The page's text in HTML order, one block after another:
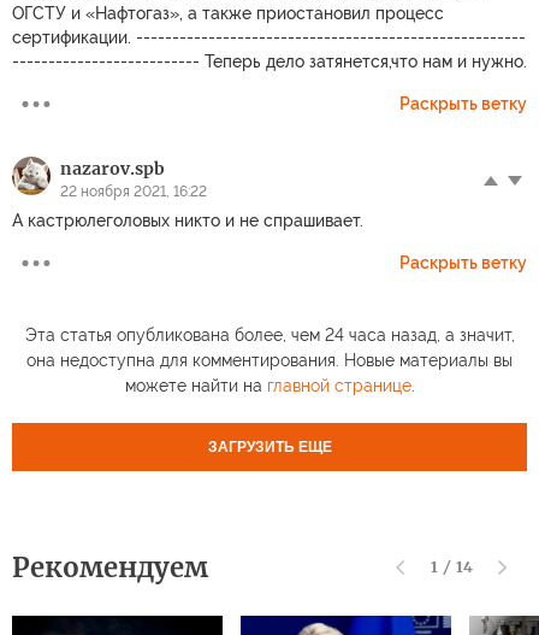
ОГСТУ и «Нафтогаз», а также приостановил процесс
сертификации. ------------------------------------------------------
-------------------------- Теперь дело затянется,что нам и нужно.
Раскрыть ветку
nazarov.spb
22 ноября 2021, 16:22
А кастрюлеголовых никто и не спрашивает.
Раскрыть ветку
Эта статья опубликована более, чем 24 часа назад, а значит,
она недоступна для комментирования. Новые материалы вы
можете найти на главной странице.
ЗАГРУЗИТЬ ЕЩЕ
Рекомендуем 1 / 14